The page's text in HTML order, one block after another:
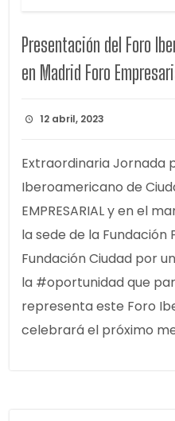
Presentación del Foro
en Madrid Foro
12 abril, 2023
Extraordinaria Jornada
Iberoamericano de
EMPRESARIAL y en el
la sede de la Fundación
Fundación Ciudad por
la #oportunidad que
representa este Foro
celebrará el próximo